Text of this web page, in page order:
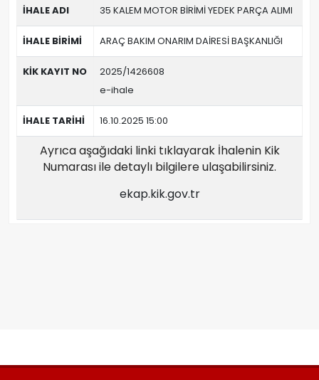
İHALE ADI 35 KALEM MOTOR BİRİMİ YEDEK PARÇA ALIMI
İHALE BİRİMİ ARAÇ BAKIM ONARIM DAİRESİ BAŞKANLIĞI
KİK KAYIT NO
2025/1426608
e-ihale
İHALE TARİHİ 16.10.2025 15:00
Ayrıca aşağıdaki linki tıklayarak İhalenin Kik
Numarası ile detaylı bilgilere ulaşabilirsiniz.
ekap.kik.gov.tr